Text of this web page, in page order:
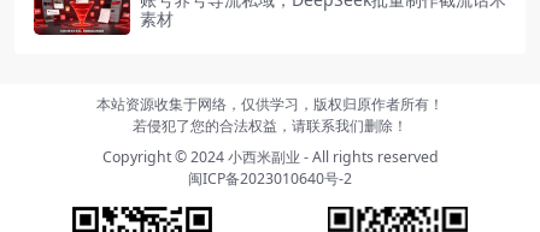
素材
本站资源收集于网络，仅供学习，版权归原作者所有！
若侵犯了您的合法权益，请联系我们删除！
Copyright © 2024小西米副业 - All rights reserved
闽ICP备2023010640号-2